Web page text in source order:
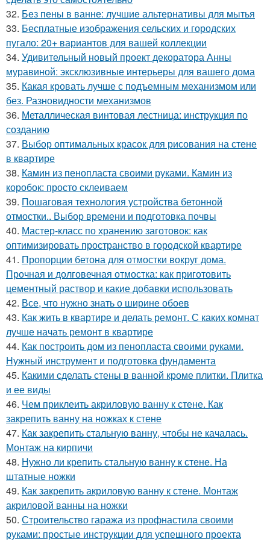
32. Без пены в ванне: лучшие альтернативы для мытья
33. Бесплатные изображения сельских и городских
пугало: 20+ вариантов для вашей коллекции
34. Удивительный новый проект декоратора Анны
муравиной: эксклюзивные интерьеры для вашего дома
35. Какая кровать лучше с подъемным механизмом или
без. Разновидности механизмов
36. Металлическая винтовая лестница: инструкция по
созданию
37. Выбор оптимальных красок для рисования на стене
в квартире
38. Камин из пенопласта своими руками. Камин из
коробок: просто склеиваем
39. Пошаговая технология устройства бетонной
отмостки.. Выбор времени и подготовка почвы
40. Мастер-класс по хранению заготовок: как
оптимизировать пространство в городской квартире
41. Пропорции бетона для отмостки вокруг дома.
Прочная и долговечная отмостка: как приготовить
цементный раствор и какие добавки использовать
42. Все, что нужно знать о ширине обоев
43. Как жить в квартире и делать ремонт. С каких комнат
лучше начать ремонт в квартире
44. Как построить дом из пенопласта своими руками.
Нужный инструмент и подготовка фундамента
45. Какими сделать стены в ванной кроме плитки. Плитка
и ее виды
46. Чем приклеить акриловую ванну к стене. Как
закрепить ванну на ножках к стене
47. Как закрепить стальную ванну, чтобы не качалась.
Монтаж на кирпичи
48. Нужно ли крепить стальную ванну к стене. На
штатные ножки
49. Как закрепить акриловую ванну к стене. Монтаж
акриловой ванны на ножки
50. Строительство гаража из профнастила своими
руками: простые инструкции для успешного проекта